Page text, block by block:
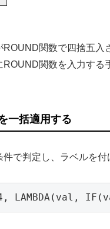
ROUND関数で四捨五入
ROUND関数を入力する
一括適用する
で判定し、ラベルを付
LAMBDA(val,